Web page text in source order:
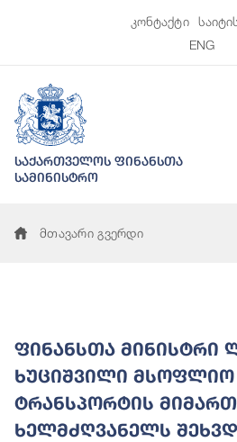
კონტაქტი
ENG
საქართველოს ფინანსთა
სამინისტრო
მთავარი გვერდი
ფინანსთა მინისტრი
ხუციშვილი მსოფლიო
ტრანსპორტის
ხელმძღვანელს